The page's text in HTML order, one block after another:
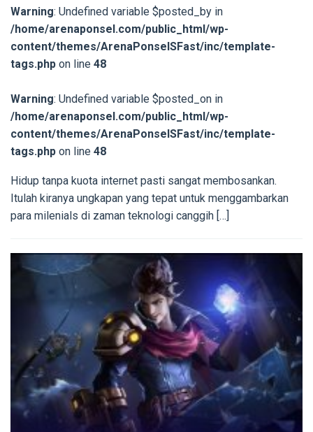
Warning: Undefined variable $posted_by in
/home/arenaponsel.com/public_html/wp-
content/themes/ArenaPonselSFast/inc/template-
tags.php on line 48
Warning: Undefined variable $posted_on in
/home/arenaponsel.com/public_html/wp-
content/themes/ArenaPonselSFast/inc/template-
tags.php on line 48
Hidup tanpa kuota internet pasti sangat membosankan.
Itulah kiranya ungkapan yang tepat untuk menggambarkan
para milenials di zaman teknologi canggih […]